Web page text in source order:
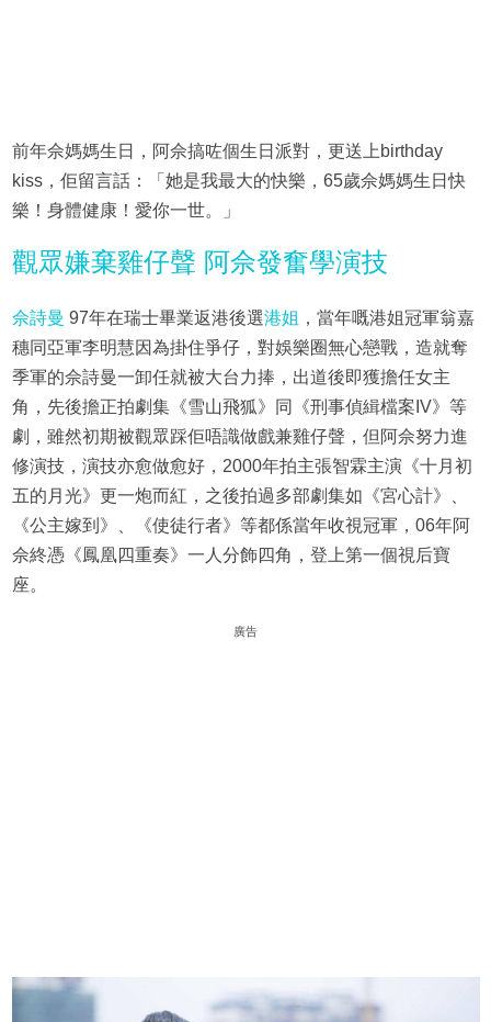
前年佘媽媽生日，阿佘搞咗個生日派對，更送上birthday
kiss，佢留言話：「她是我最大的快樂，65歲佘媽媽生日快
樂！身體健康！愛你一世。」
觀眾嫌棄雞仔聲 阿佘發奮學演技
佘詩曼 97年在瑞士畢業返港後選港姐 ，當年嘅港姐冠軍翁嘉
穗同亞軍李明慧因為掛住爭仔，對娛樂圈無心戀戰，造就奪
季軍的佘詩曼一卸任就被大台力捧，出道後即獲擔任女主
角，先後擔正拍劇集《雪山飛狐》同《刑事偵緝檔案IV》等
劇，雖然初期被觀眾踩佢唔識做戲兼雞仔聲，但阿佘努力進
修演技，演技亦愈做愈好，2000年拍主張智霖主演《十月初
五的月光》更一炮而紅，之後拍過多部劇集如《宮心計》、
《公主嫁到》、《使徒行者》等都係當年收視冠軍，06年阿
佘終憑《鳳凰四重奏》一人分飾四角，登上第一個視后寶
座。
廣告